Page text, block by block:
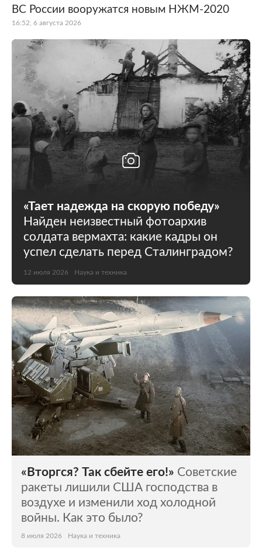
ВС России вооружатся новым НЖМ-2020
16:52, 6 августа 2026
«Тает надежда на скорую победу»
Найден неизвестный фотоархив
солдата вермахта: какие кадры он
успел сделать перед Сталинградом?
12 июля 2026 Наука и техника
«Вторгся? Так сбейте его!» Советские
ракеты лишили США господства в
воздухе и изменили ход холодной
войны. Как это было?
8 июля 2026 Наука и техника